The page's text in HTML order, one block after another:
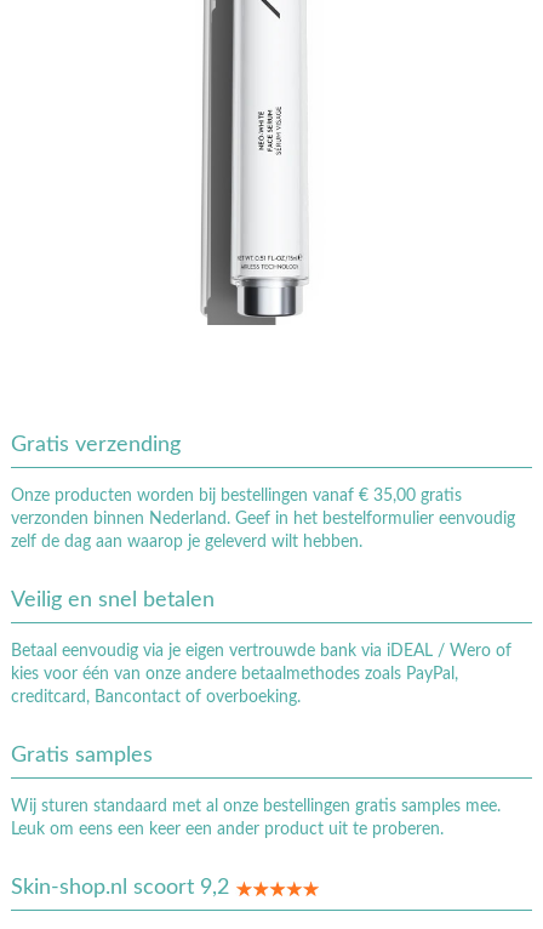
Gratis verzending
Onze producten worden bij bestellingen vanaf € 35,00 gratis
verzonden binnen Nederland. Geef in het bestelformulier eenvoudig
zelf de dag aan waarop je geleverd wilt hebben.
Veilig en snel betalen
Betaal eenvoudig via je eigen vertrouwde bank via iDEAL / Wero of
kies voor één van onze andere betaalmethodes zoals PayPal,
creditcard, Bancontact of overboeking.
Gratis samples
Wij sturen standaard met al onze bestellingen gratis samples mee.
Leuk om eens een keer een ander product uit te proberen.
Skin-shop.nl scoort 9,2